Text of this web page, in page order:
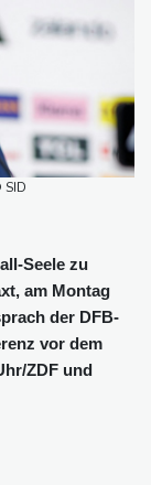
auf russische
sich Ziele von der
Rücktritt
bestätigt
Seele zu
am Montag
der DFB-
vor dem
ZDF und